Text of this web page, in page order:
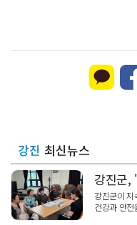
강진 최신뉴스
강진군이 지
건강과 안